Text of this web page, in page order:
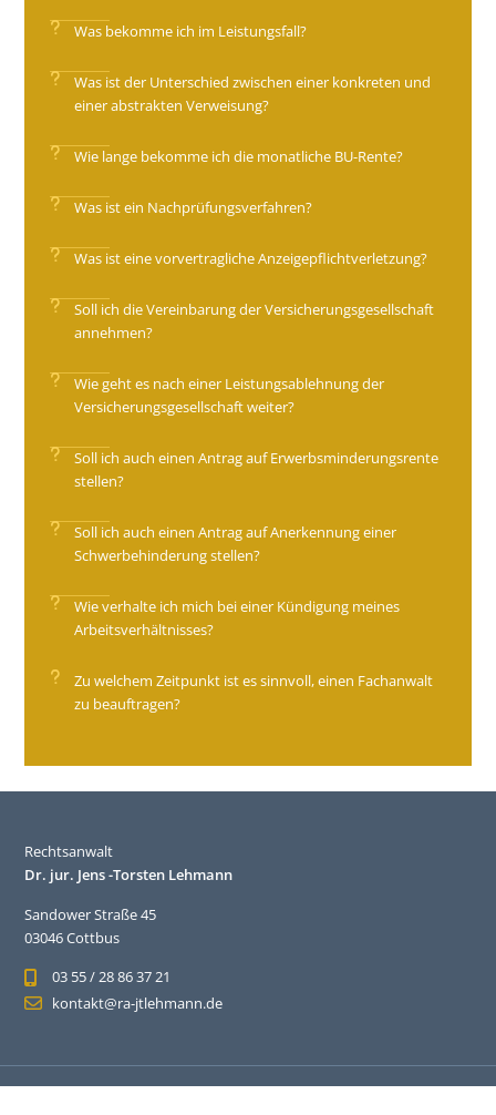
Was bekomme ich im Leistungsfall?
Was ist der Unterschied zwischen einer konkreten und
einer abstrakten Verweisung?
Wie lange bekomme ich die monatliche BU-Rente?
Was ist ein Nachprüfungsverfahren?
Was ist eine vorvertragliche Anzeigepflichtverletzung?
Soll ich die Vereinbarung der Versicherungsgesellschaft
annehmen?
Wie geht es nach einer Leistungsablehnung der
Versicherungsgesellschaft weiter?
Soll ich auch einen Antrag auf Erwerbsminderungsrente
stellen?
Soll ich auch einen Antrag auf Anerkennung einer
Schwerbehinderung stellen?
Wie verhalte ich mich bei einer Kündigung meines
Arbeitsverhältnisses?
Zu welchem Zeitpunkt ist es sinnvoll, einen Fachanwalt
zu beauftragen?
Rechtsanwalt
Dr. jur. Jens -Torsten Lehmann
Sandower Straße 45
03046 Cottbus
03 55 / 28 86 37 21
kontakt@ra-jtlehmann.de